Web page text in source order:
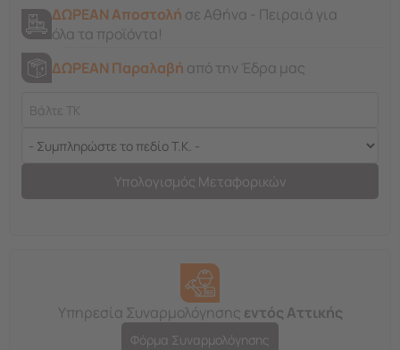
ΔΩΡΕΑΝ Αποστολή σε Αθήνα - Πειραιά για
όλα τα προϊόντα!
ΔΩΡΕΑΝ Παραλαβή από την Έδρα μας
Υπολογισμός Μεταφορικών
Υπηρεσία Συναρμολόγησης εντός Αττικής
Φόρμα Συναρμολόγησης